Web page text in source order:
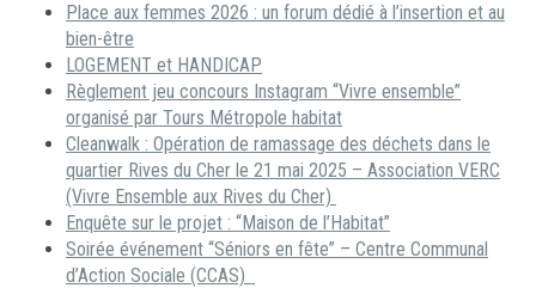
Place aux femmes 2026 : un forum dédié à l’insertion et au
bien-être
LOGEMENT et HANDICAP
Règlement jeu concours Instagram “Vivre ensemble”
organisé par Tours Métropole habitat
Cleanwalk : Opération de ramassage des déchets dans le
quartier Rives du Cher le 21 mai 2025 – Association VERC
(Vivre Ensemble aux Rives du Cher)
Enquête sur le projet : “Maison de l’Habitat”
Soirée événement “Séniors en fête” – Centre Communal
d’Action Sociale (CCAS)